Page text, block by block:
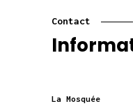
Contact
La Mosquée